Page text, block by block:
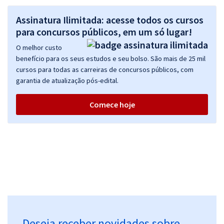
25,32
Economize R$ 75,96 (-20%)
Comprar
SES TO - Secretaria de Saúde do Estado do Tocantins - Auditor em
Saúde (Pós-Edital)
à vista
ou 12x deR$32,66
SES TO - Secretaria de Estado de Saúde do Tocantins - Biomédico
Assinatura Ilimitada: acesse todos os cursos
para concursos públicos, em um só lugar!
O melhor custo
benefício para os seus estudos e seu bolso. São mais de 25 mil
cursos para todas as carreiras de concursos públicos, com
garantia de atualização pós-edital.
Comece hoje